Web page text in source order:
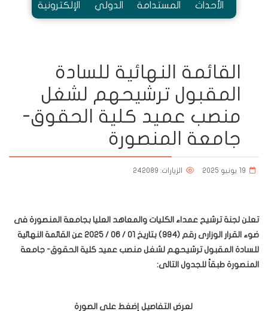
الأحداث المستدامة الدولي الإلكترونية
القائمة النهائية للسادة
المقبول ترشيحهم لشغل
منصب عميد كلية الحقوق-
جامعة المنصورة
19 يونيو 2025 الزيارات: 242089
تعلن لجنة ترشيح عمداء الكليات والمعاهد العليا بجامعة المنصورة فى
ضوء القرار الوزارى رقم (994) بتاريخ 01 / 06 / 2025 عن القائمة النهائية
للسادة المقبول ترشيحهم لشغل منصب عميد كلية الحقوق- جامعة
المنصورة طبقاً للجدول التالى:
لعرض التفاصيل إضغط على الصورة